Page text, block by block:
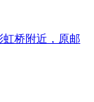
虹桥附近，原邮